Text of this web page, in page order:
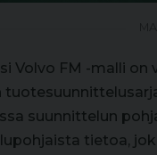
Volvo FM -malli
suunnittelun
tietoa,